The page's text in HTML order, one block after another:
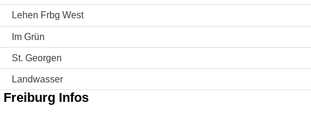
Lehen Frbg West
Im Grün
St. Georgen
Landwasser
Freiburg Infos